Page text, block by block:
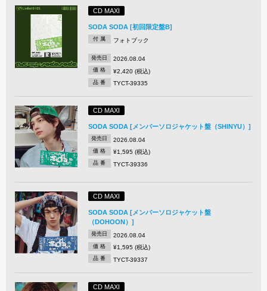
CD MAXI
SODA SODA [初回限定盤B]
付 属 フォトブック
発売日 2026.08.04
価 格 ¥2,420 (税込)
品 番 TYCT-39335
CD MAXI
SODA SODA [メンバーソロジャケット盤（SHINYU）]
発売日 2026.08.04
価 格 ¥1,595 (税込)
品 番 TYCT-39336
CD MAXI
SODA SODA [メンバーソロジャケット盤
（DOHOON）]
発売日 2026.08.04
価 格 ¥1,595 (税込)
品 番 TYCT-39337
CD MAXI